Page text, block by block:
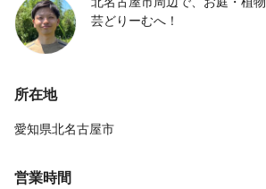
芸どりーむへ！
所在地
愛知県北名古屋市
営業時間